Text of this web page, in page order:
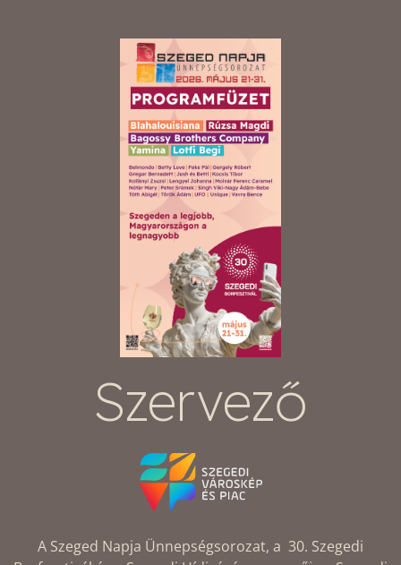
Szervező
A Szeged Napja Ünnepségsorozat, a 30. Szegedi